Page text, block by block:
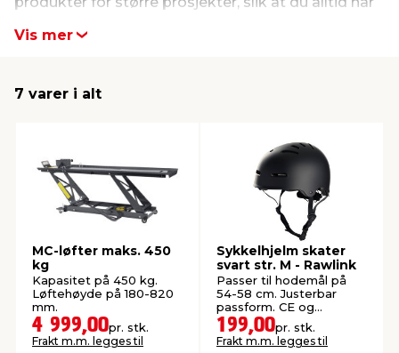
& stillas
& ugress
& stativer
og sylting
data & TV
sko
det du trenger lett tilgjengelig. Se hele utvalget fra
Vis mer
7 varer i alt
MC-løfter maks. 450
kg
Kapasitet på 450 kg.
Løftehøyde på 180-820
mm.
4 999,00pr. stk.
Frakt m.m. legges til
Sykkelhjelm skater
svart str. M - Rawlink
Passer til hodemål på
54-58 cm. Justerbar
passform. CE og
EN1078-godkjent.
199,00pr. stk.
Frakt m.m. legges til